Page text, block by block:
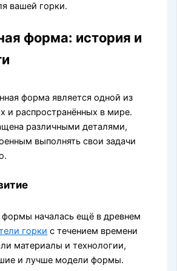
вашей горки.
форма: история и
форма является одной из
и распространённых в мире.
различными деталями,
выполнять свои задачи
началась ещё в древнем
горки с течением времени
материалы и технологии,
и лучше модели формы.